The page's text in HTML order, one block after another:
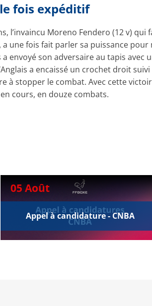
fois expéditif
l’invaincu Moreno Fendero (12 v) qui
a une fois fait parler sa puissance
a envoyé son adversaire au tapis
a encaissé un crochet droit
à stopper le combat. Avec cette
cours, en douze combats.
05 Août
Appel à candidature - CNBA